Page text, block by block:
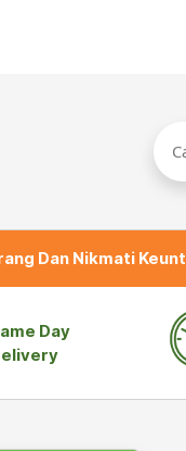
Dan Nikmati
Day